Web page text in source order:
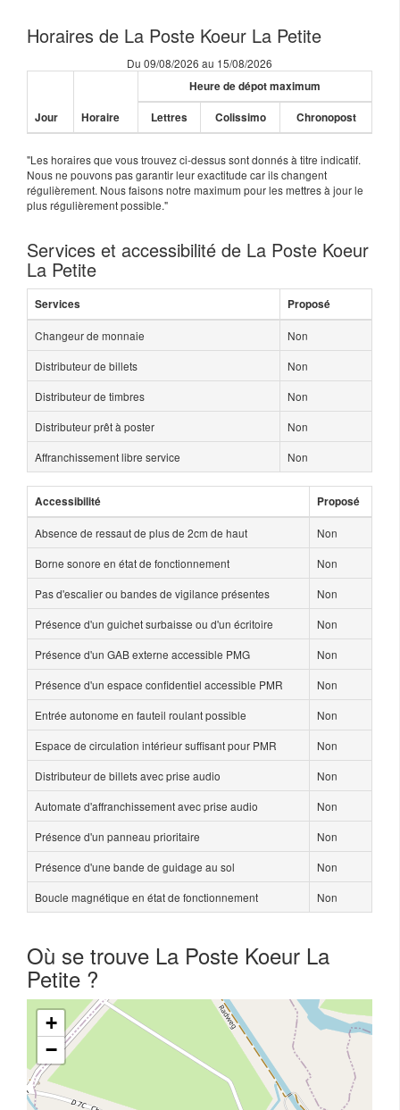
Horaires de La Poste Koeur La Petite
Du 09/08/2026 au 15/08/2026
Jour Horaire
Heure de dépot maximum
Lettres Colissimo Chronopost
"Les horaires que vous trouvez ci-dessus sont donnés à titre indicatif.
Nous ne pouvons pas garantir leur exactitude car ils changent
régulièrement. Nous faisons notre maximum pour les mettres à jour le
plus régulièrement possible."
Services et accessibilité de La Poste Koeur
La Petite
Services Proposé
Changeur de monnaie
Non
Distributeur de billets
Non
Distributeur de timbres
Non
Distributeur prêt à poster
Non
Affranchissement libre service
Non
Accessibilité Proposé
Absence de ressaut de plus de 2cm de haut
Non
Borne sonore en état de fonctionnement
Non
Pas d'escalier ou bandes de vigilance présentes
Non
Présence d'un guichet surbaisse ou d'un écritoire
Non
Présence d'un GAB externe accessible PMG
Non
Présence d'un espace confidentiel accessible PMR
Non
Entrée autonome en fauteil roulant possible
Non
Espace de circulation intérieur suffisant pour PMR
Non
Distributeur de billets avec prise audio
Non
Automate d'affranchissement avec prise audio
Non
Présence d'un panneau prioritaire
Non
Présence d'une bande de guidage au sol
Non
Boucle magnétique en état de fonctionnement
Non
Où se trouve La Poste Koeur La
Petite ?
+
−